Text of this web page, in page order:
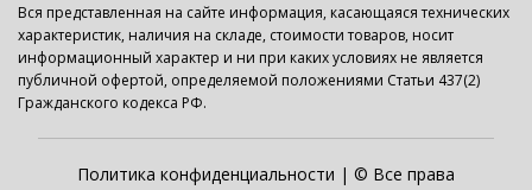
Вся представленная на сайте информация, касающаяся технических
характеристик, наличия на складе, стоимости товаров, носит
информационный характер и ни при каких условиях не является
публичной офертой, определяемой положениями Статьи 437(2)
Гражданского кодекса РФ.
Политика конфиденциальности | © Все права